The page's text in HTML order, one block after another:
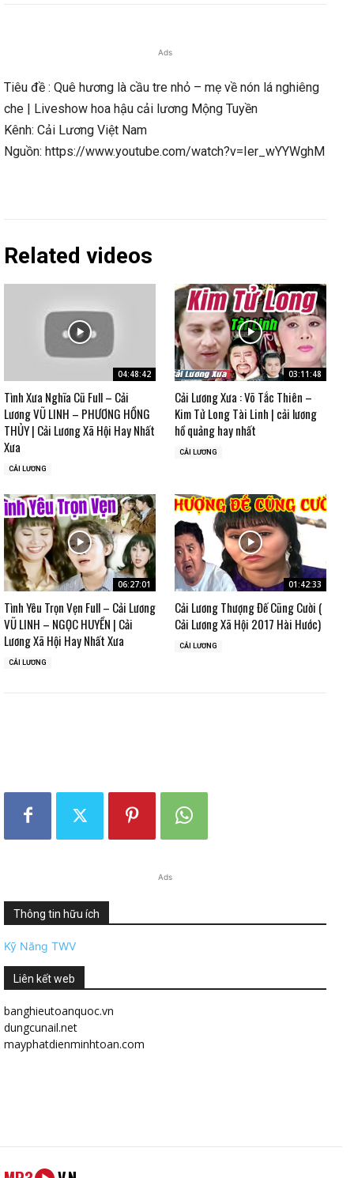
Ads
Tiêu đề : Quê hương là cầu tre nhỏ – mẹ về nón lá nghiêng
che | Liveshow hoa hậu cải lương Mộng Tuyền
Kênh: Cải Lương Việt Nam
Nguồn: https://www.youtube.com/watch?v=Ier_wYYWghM
Related videos
04:48:42
Tình Xưa Nghĩa Cũ Full – Cải
Lương VŨ LINH – PHƯƠNG HỒNG
THỦY | Cải Lương Xã Hội Hay Nhất
Xưa
CẢI LƯƠNG
03:11:48
Cải Lương Xưa : Võ Tắc Thiên –
Kim Tử Long Tài Linh | cải lương
hồ quảng hay nhất
CẢI LƯƠNG
06:27:01
Tình Yêu Trọn Vẹn Full – Cải Lương
VŨ LINH – NGỌC HUYỀN | Cải
Lương Xã Hội Hay Nhất Xưa
CẢI LƯƠNG
01:42:33
Cải Lương Thượng Đế Cũng Cười (
Cải Lương Xã Hội 2017 Hài Hước)
CẢI LƯƠNG
Ads
Thông tin hữu ích
Kỹ Năng TWV
Liên kết web
banghieutoanquoc.vn
dungcunail.net
mayphatdienminhtoan.com